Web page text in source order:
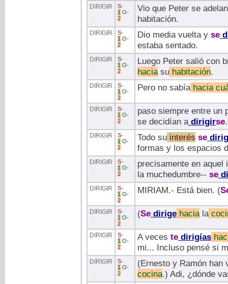
DIRIGIR S-
1 O-
2
Vio que Peter se
habitación.
DIRIGIR S-
1 O-
2
Dio media vuelta yse
estaba sentado.
DIRIGIR S-
1 O-
2
Luego Peter salió con
haciasuhabitación.
DIRIGIR S-
1 O-
2
Pero no sabíahacia
DIRIGIR S-
1 O-
2
paso siempre entre un
se decidían adirigirse.
DIRIGIR S-
1 O-
2
Todo suinterés se
formas y los espacios
DIRIGIR S-
1 O-
2
precisamente en aquel
la muchedumbre-- se
DIRIGIR S-
1 O-
2
MIRIAM.- Está bien. (
DIRIGIR S-
1 O-
2
(Sedirigehaciala
DIRIGIR S-
1 O-
2
A veces tedirigías
mi... Incluso pensé si
DIRIGIR S-
1 O-
2
(Ernesto y Ramón han
cocina.) Adi, ¿dónde